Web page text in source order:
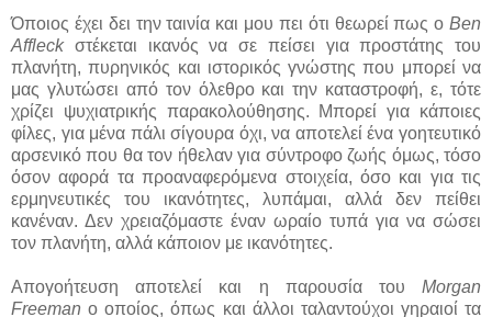
Όποιος έχει δει την ταινία και μου πει ότι θεωρεί πως ο Ben
Affleckστέκεται ικανός να σε πείσει για προστάτης του
πλανήτη, πυρηνικός και ιστορικός γνώστης που μπορεί να
μας γλυτώσει από τον όλεθρο και την καταστροφή, ε, τότε
χρίζει ψυχιατρικής παρακολούθησης. Μπορεί για κάποιες
φίλες, για μένα πάλι σίγουρα όχι, να αποτελεί ένα γοητευτικό
αρσενικό που θα τον ήθελαν για σύντροφο ζωής όμως, τόσο
όσον αφορά τα προαναφερόμενα στοιχεία, όσο και για τις
ερμηνευτικές του ικανότητες, λυπάμαι, αλλά δεν πείθει
κανέναν. Δεν χρειαζόμαστε έναν ωραίο τυπά για να σώσει
τον πλανήτη, αλλά κάποιον με ικανότητες.
Απογοήτευση αποτελεί και η παρουσία του Morgan
Freeman ο οποίος, όπως και άλλοι ταλαντούχοι γηραιοί τα